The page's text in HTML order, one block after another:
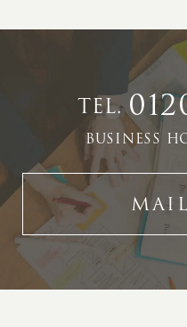
TEL.
BUSINESS